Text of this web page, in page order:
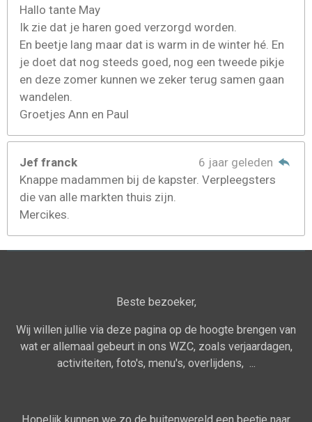
Hallo tante May
Ik zie dat je haren goed verzorgd worden.
En beetje lang maar dat is warm in de winter hé. En
je doet dat nog steeds goed, nog een tweede pikje
en deze zomer kunnen we zeker terug samen gaan
wandelen.
Groetjes Ann en Paul
Jef franck
6 jaar geleden
Knappe madammen bij de kapster. Verpleegsters
die van alle markten thuis zijn.
Mercikes.
Beste bezoeker,
Wij willen jullie via deze pagina op de hoogte brengen van
wat er allemaal gebeurt in ons WZC, zoals verjaardagen,
activiteiten, foto's, menu's, overlijdens, ...
Hopelijk kunnen we zo de buitenwereld een beetje naar